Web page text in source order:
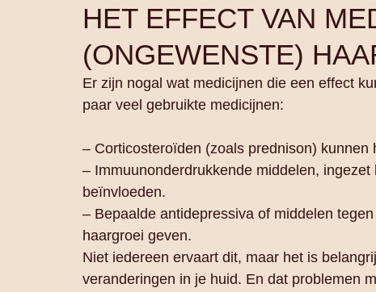
HET EFFECT VAN
(ONGEWENSTE)
Er zijn nogal wat medicijnen die een effect
paar veel gebruikte medicijnen:
– Corticosteroïden (zoals prednison)
– Immuunonderdrukkende middelen,
beïnvloeden.
– Bepaalde antidepressiva of middelen
haargroei geven.
Niet iedereen ervaart dit, maar het is
veranderingen in je huid. En dat problemen